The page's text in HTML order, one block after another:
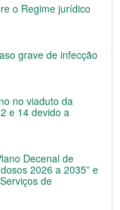
o Regime jurídico
grave de infecção
no viaduto da
e 14 devido a
Decenal de
2026 a 2035” e
de